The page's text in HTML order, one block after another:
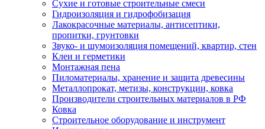
Сухие и готовые строительные смеси
Гидроизоляция и гидрофобизация
Лакокрасочные материалы, антисептики,
пропитки, грунтовки
Звуко- и шумоизоляция помещений, квартир, стен
Клеи и герметики
Монтажная пена
Пиломатериалы, хранение и защита древесины
Металлопрокат, метизы, конструкции, ковка
Производители строительных материалов в РФ
Ковка
Строительное оборудование и инструмент